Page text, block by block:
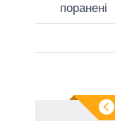
поранені